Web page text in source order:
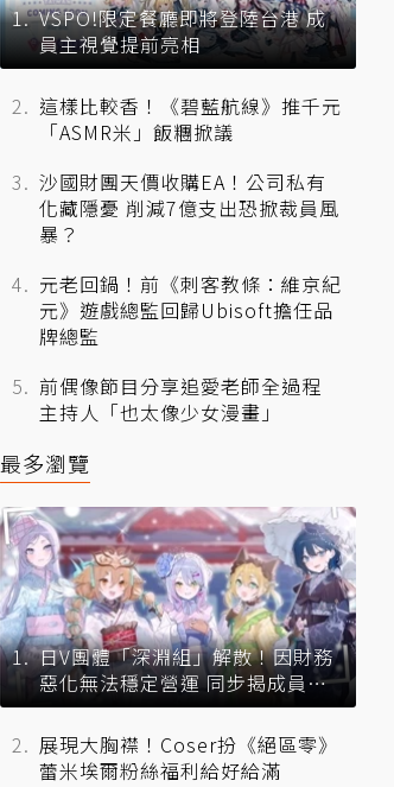
VSPO!限定餐廳即將登陸台港 成
員主視覺提前亮相
這樣比較香！《碧藍航線》推千元
「ASMR米」飯糰掀議
沙國財團天價收購EA！公司私有
化藏隱憂 削減7億支出恐掀裁員風
暴？
元老回鍋！前《刺客教條：維京紀
元》遊戲總監回歸Ubisoft擔任品
牌總監
前偶像節目分享追愛老師全過程
主持人「也太像少女漫畫」
最多瀏覽
日V團體「深淵組」解散！因財務
惡化無法穩定營運 同步揭成員未
來去向
展現大胸襟！Coser扮《絕區零》
蕾米埃爾粉絲福利給好給滿